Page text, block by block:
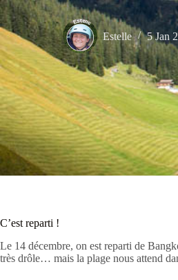
Estelle 5 Jan
C’est reparti !
Le 14 décembre, on est reparti de
très drôle… mais la plage nous attend